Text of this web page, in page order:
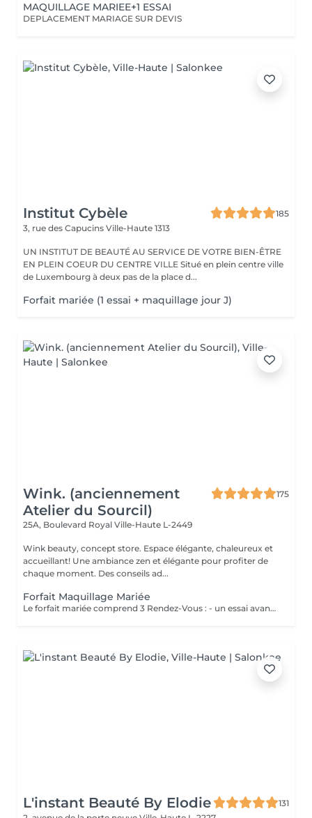
MAQUILLAGE MARIEE+1 ESSAI
DEPLACEMENT MARIAGE SUR DEVIS
Institut Cybèle
185
3, rue des Capucins Ville-Haute 1313
UN INSTITUT DE BEAUTÉ AU SERVICE DE VOTRE BIEN-ÊTRE
EN PLEIN COEUR DU CENTRE VILLE Situé en plein centre ville
de Luxembourg à deux pas de la place d...
Forfait mariée (1 essai + maquillage jour J)
Wink. (anciennement
Atelier du Sourcil)
175
25A, Boulevard Royal Ville-Haute L-2449
Wink beauty, concept store. Espace élégante, chaleureux et
accueillant! Une ambiance zen et élégante pour profiter de
chaque moment. Des conseils ad...
Forfait Maquillage Mariée
Le forfait mariée comprend 3 Rendez-Vous : - un essai avant la prestation du jour J ( Afin de déterminer vos besoins, vos envies, la thématique de cette journée ) - une épilation des sourcils ( Pour ouvrir, & sublimer le regard ) - Maquillage Jour J ( Réalisation du maquillage décidé lors du rendez-vous test )
L'instant Beauté By Elodie
131